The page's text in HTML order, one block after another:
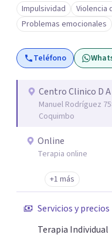
Programa de
Violencia contra la
la Universidad de
Psicología Social y
Impulsividad
Violencia
Problemas emocionales
Teléfono
Centro Clinico D
Manuel Rodríguez
Coquimbo
Online
Terapia online
+1 más
Servicios y precios
Terapia Individual